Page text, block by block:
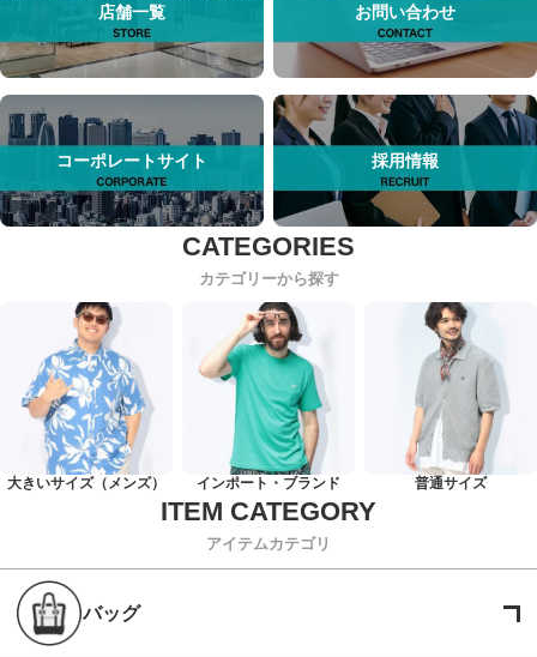
店舗一覧 お問い合わせ
コーポレートサイト 採用情報
カテゴリーから探す
大きいサイズ（メンズ） インポート・ブランド 普通サイズ
アイテムカテゴリ
バッグ